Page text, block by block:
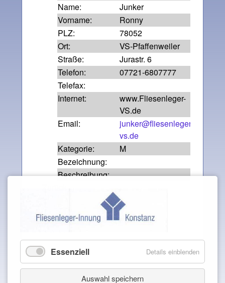
Name:
Junker
Vorname:
Ronny
PLZ:
78052
Ort:
VS-Pfaffenweiler
Straße:
Jurastr. 6
Telefon:
07721-6807777
Telefax:
Internet:
www.Fliesenleger-
VS.de
Email:
junker@fliesenleger-
vs.de
Kategorie:
M
Bezeichnung:
Beschreibung:
Essenziell Details einblenden
Auswahl speichern